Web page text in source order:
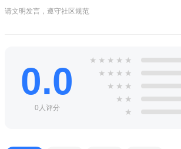
请文明发言，遵守社区规范
0.0
0人评分
★ ★ ★ ★ ★
★ ★ ★ ★
★ ★ ★
★ ★
★